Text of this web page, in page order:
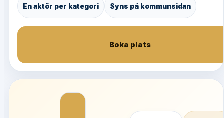
En aktör per kategori Syns på kommunsidan
Boka plats